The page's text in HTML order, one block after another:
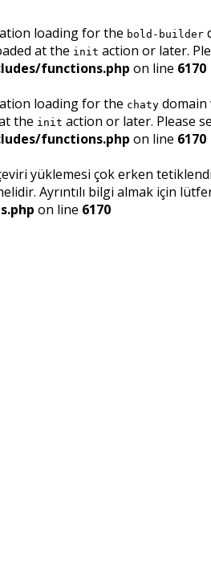
loading for the bold-builder
at the init action or later.
functions.php on line 6170
loading for the chaty domain
the init action or later. Please
functions.php on line 6170
yüklemesi çok erken
Ayrıntılı bilgi almak için
on line 6170